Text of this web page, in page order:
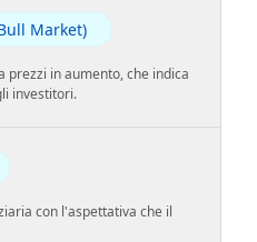
Market)
prezzi in aumento, che indica
investitori.
con l'aspettativa che il